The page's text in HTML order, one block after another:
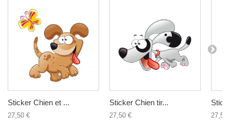
Sticker Chien et ...
27,50 €
Sticker Chien tir...
27,50 € 27,50